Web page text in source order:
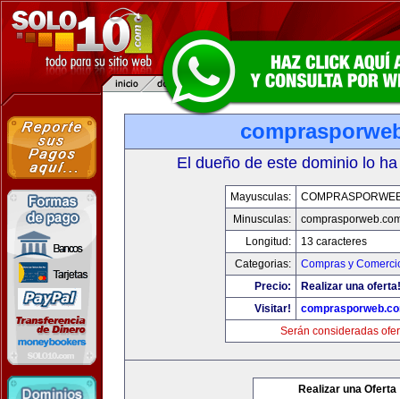
El dueño de este dominio lo
Mayusculas:
Minusculas:
Longitud:
13 caracteres
Categorias:
Compras y
Precio:
Realizar una oferta!
Visitar!
Serán consideradas
Realizar una Oferta